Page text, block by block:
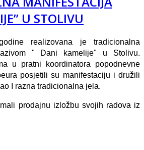
U STOLIVU
realizovana je tradicionalna
" Dani kamelije" u Stolivu.
u pratni koordinatora popodnevne
posjetili su manifestaciju i družili
I razna tradicionalna jela.
prodajnu izložbu svojih radova iz